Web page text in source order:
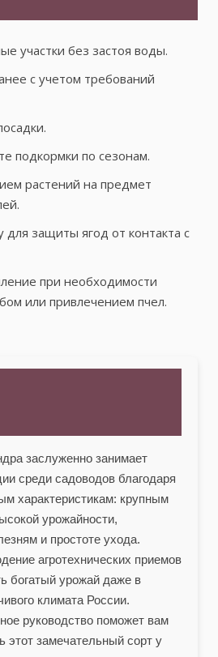
участки без застоя воды.
с учетом требований
подкормки по сезонам.
растений на предмет
для защиты ягод от контакта с
при необходимости
или привлечением пчел.
заслуженно занимает
среди садоводов благодаря
характеристикам: крупным
урожайности,
и простоте ухода.
агротехнических приемов
богатый урожай даже в
климата России.
руководство поможет вам
этот замечательный сорт у